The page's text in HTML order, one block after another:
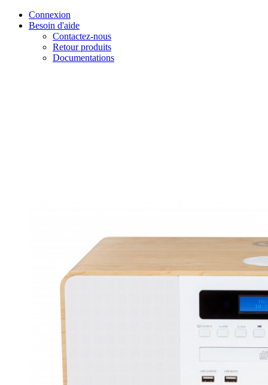
Connexion
Besoin d'aide
Contactez-nous
Retour produits
Documentations